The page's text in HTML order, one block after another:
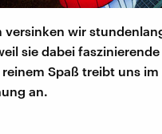
versinken wir
sie dabei
reinem Spaß treibt uns
an.